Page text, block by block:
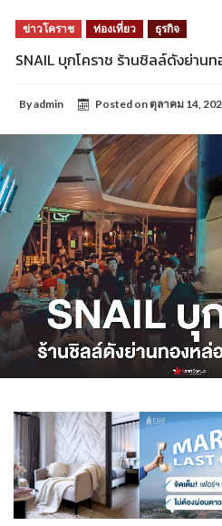
ข่าวโคราช ท่องเที่ยว ธุรกิจ
SNAIL บุกโคราช ร้านชิลล์ดังย่าน
Byadmin Posted on ตุลาคม 14,